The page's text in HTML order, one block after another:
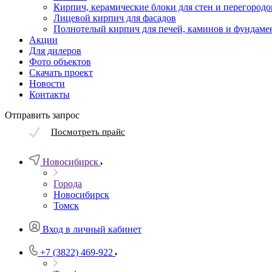
Кирпич, керамические блоки для стен и
Лицевой кирпич для фасадов
Полнотелый кирпич для печей, каминов и
Акции
Для дилеров
Фото объектов
Скачать проект
Новости
Контакты
Отправить запрос
Посмотреть прайс
Новосибирск
Города
Новосибирск
Томск
Вход в личный кабинет
+7 (3822) 469-922